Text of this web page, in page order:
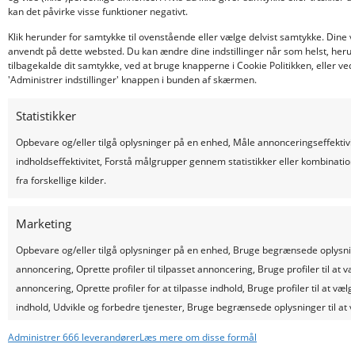
kan det påvirke visse funktioner negativt.
Klik herunder for samtykke til ovenstående eller vælge delvist samtykke. Dine
anvendt på dette websted. Du kan ændre dine indstillinger når som helst,
tilbagekalde dit samtykke, ved at bruge knapperne i Cookie Politikken, eller
'Administrer indstillinger' knappen i bunden af skærmen.
Statistikker
Opbevare og/eller tilgå oplysninger på en enhed, Måle
indholdseffektivitet, Forstå målgrupper gennem statistikker eller
fra forskellige kilder.
Marketing
Opbevare og/eller tilgå oplysninger på en enhed, Bruge begrænsede
annoncering, Oprette profiler til tilpasset annoncering, Bruge profiler til at
annoncering, Oprette profiler for at tilpasse indhold, Bruge profiler til at
indhold, Udvikle og forbedre tjenester, Bruge begrænsede oplysninger til
Administrer 666 leverandørerLæs mere om disse formål
The
E-
Ofte stillede